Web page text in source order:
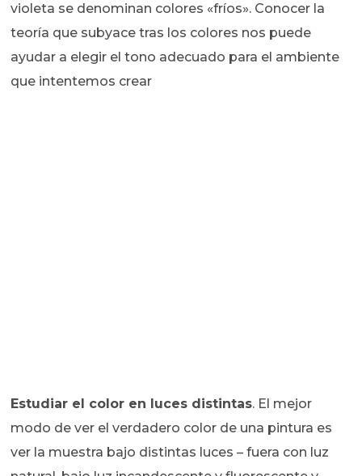
violeta se denominan colores «fríos». Conocer la
teoría que subyace tras los colores nos puede
ayudar a elegir el tono adecuado para el ambiente
que intentemos crear
Estudiar el color en luces distintas. El mejor
modo de ver el verdadero color de una pintura es
ver la muestra bajo distintas luces – fuera con luz